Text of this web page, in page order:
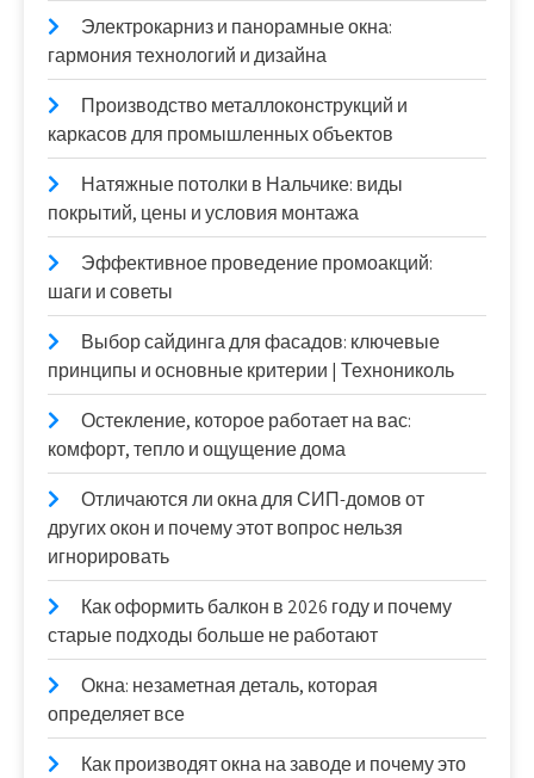
Электрокарниз и панорамные окна:
гармония технологий и дизайна
Производство металлоконструкций и
каркасов для промышленных объектов
Натяжные потолки в Нальчике: виды
покрытий, цены и условия монтажа
Эффективное проведение промоакций:
шаги и советы
Выбор сайдинга для фасадов: ключевые
принципы и основные критерии | Технониколь
Остекление, которое работает на вас:
комфорт, тепло и ощущение дома
Отличаются ли окна для СИП-домов от
других окон и почему этот вопрос нельзя
игнорировать
Как оформить балкон в 2026 году и почему
старые подходы больше не работают
Окна: незаметная деталь, которая
определяет все
Как производят окна на заводе и почему это